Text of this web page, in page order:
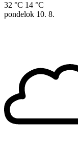
32 °C 14 °C
pondelok 10. 8.